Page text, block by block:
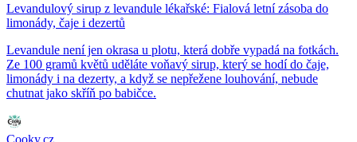
Levandulový sirup z levandule lékařské: Fialová letní zásoba do
limonády, čaje i dezertů
Levandule není jen okrasa u plotu, která dobře vypadá na fotkách.
Ze 100 gramů květů uděláte voňavý sirup, který se hodí do čaje,
limonády i na dezerty, a když se nepřežene louhování, nebude
chutnat jako skříň po babičce.
Cooky.cz